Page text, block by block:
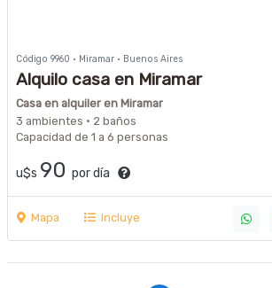
Código 9960 · Miramar · Buenos Aires
Alquilo casa en Miramar
Casa en alquiler en Miramar
3 ambientes · 2 baños
Capacidad de 1 a 6 personas
u$s 90 por día
Mapa Incluye